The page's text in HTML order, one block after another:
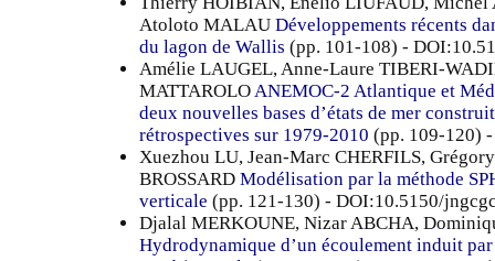
Atoloto MALAU Développements récents
du lagon de Wallis (pp. 101-108) -
Amélie LAUGEL, Anne-Laure TIBERI-
MATTAROLO ANEMOC-2 Atlantique et
deux nouvelles bases d’états de mer
rétrospectives sur 1979-2010 (pp. 109-120)
Xuezhou LU, Jean-Marc CHERFILS,
BROSSARD Modélisation par la méthode
verticale (pp. 121-130) - DOI:10.5150/
Djalal MERKOUNE, Nizar ABCHA,
Hydrodynamique d’un écoulement induit